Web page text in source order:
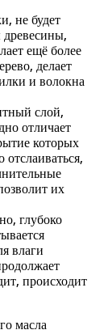
не будет
древесины,
ещё более
делает
и волокна
слой,
отличает
которых
их
глубоко
влаги
происходит